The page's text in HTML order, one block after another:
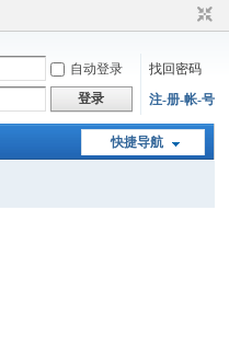
自动登录
找回密码
登录 注-册-帐-号
快捷导航